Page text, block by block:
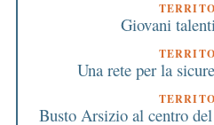
Giovani
Una rete per la
Busto Arsizio al centro